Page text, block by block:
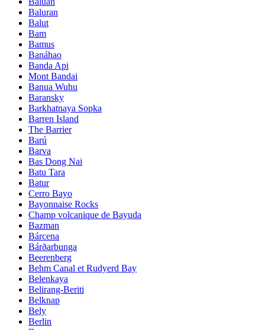
Baluran
Balut
Bam
Bamus
Banáhao
Banda Api
Mont Bandai
Banua Wuhu
Baransky
Barkhatnaya Sopka
Barren Island
The Barrier
Barú
Barva
Bas Dong Nai
Batu Tara
Batur
Cerro Bayo
Bayonnaise Rocks
Champ volcanique de Bayuda
Bazman
Bárcena
Bárðarbunga
Beerenberg
Behm Canal et Rudyerd Bay
Belenkaya
Belirang-Beriti
Belknap
Bely
Berlin